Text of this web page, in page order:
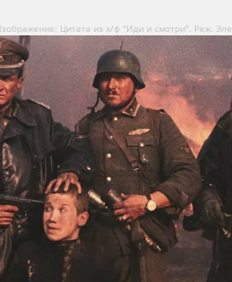
Цитата из х/ф "Иди и смотри". Реж.